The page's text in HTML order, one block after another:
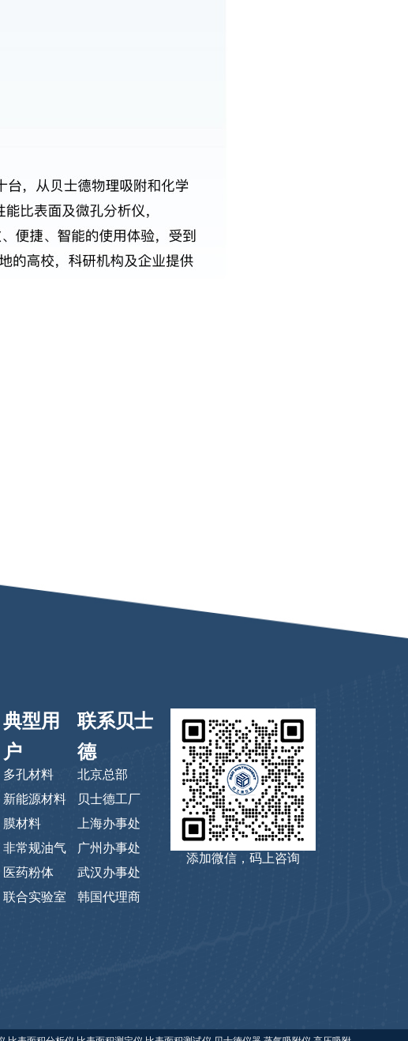
典型用
户
多孔材料
新能源材料
膜材料
非常规油气
医药粉体
联合实验室
联系贝士
德
北京总部
贝士德工厂
上海办事处
广州办事处
武汉办事处
韩国代理商
添加微信，码上咨询